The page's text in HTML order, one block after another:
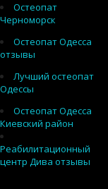
Остеопат
Черноморск
Остеопат Одесса
отзывы
Лучший остеопат
Одессы
Остеопат Одесса
Киевский район
Реабилитационный
центр Дива отзывы